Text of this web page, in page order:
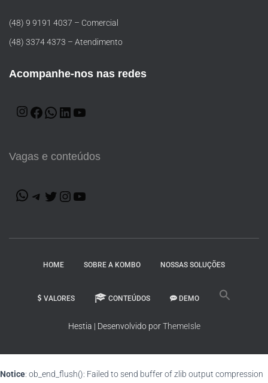
(48) 9 9191 4037 – Comercial
(48) 3374 4373 – Atendimento
Acompanhe-nos nas redes
Vagas e conteúdos
HOME SOBRE A KOMBO NOSSAS SOLUÇÕES
VALORES CONTEÚDOS DEMO
Hestia | Desenvolvido porThemeIsle
Notice: ob_end_flush(): Failed to send buffer of zlib output compression